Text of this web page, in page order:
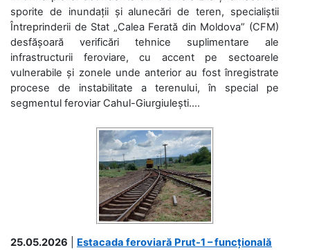
sporite de inundații și alunecări de teren, specialiștii
Întreprinderii de Stat „Calea Ferată din Moldova” (CFM)
desfășoară verificări tehnice suplimentare ale
infrastructurii feroviare, cu accent pe sectoarele
vulnerabile și zonele unde anterior au fost înregistrate
procese de instabilitate a terenului, în special pe
segmentul feroviar Cahul-Giurgiulești....
25.05.2026
Estacada feroviară Prut-1 – funcțională